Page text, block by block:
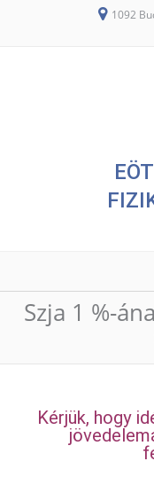
1092
Szja 1 %-
Kérjük, hogy